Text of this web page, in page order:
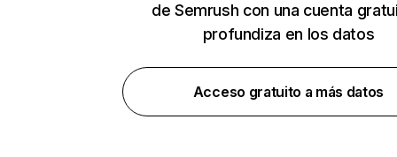
de Semrush con una cuenta
profundiza en los datos
Acceso gratuito a más datos